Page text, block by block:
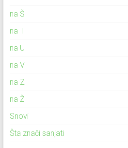
na Š
na T
na U
na V
na Z
na Ž
Snovi
Šta znači sanjati